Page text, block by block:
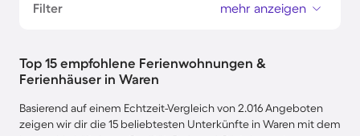
Filter mehr anzeigen
Top 15 empfohlene Ferienwohnungen &
Ferienhäuser in Waren
Basierend auf einem Echtzeit-Vergleich von 2.016 Angeboten
zeigen wir dir die 15 beliebtesten Unterkünfte in Waren mit dem